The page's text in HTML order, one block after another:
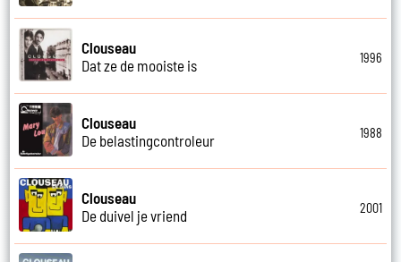
Clouseau
Dat ze de mooiste is
1996
Clouseau
De belastingcontroleur
1988
Clouseau
De duivel je vriend
2001